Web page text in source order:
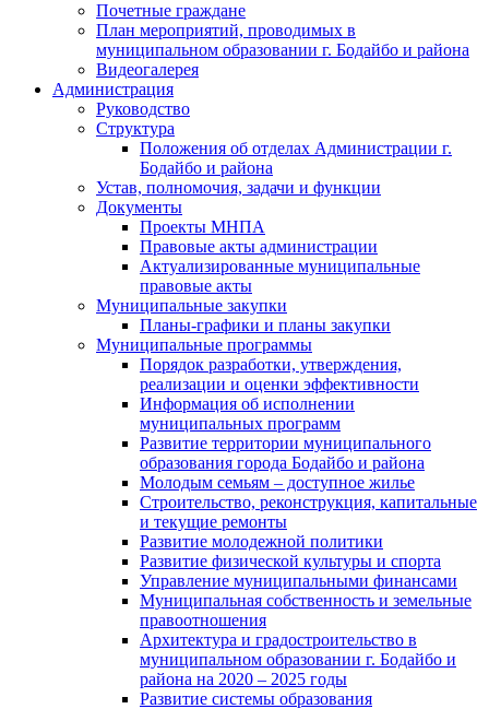
Почетные граждане
План мероприятий, проводимых в
муниципальном образовании г. Бодайбо и района
Видеогалерея
Администрация
Руководство
Структура
Положения об отделах Администрации г.
Бодайбо и района
Устав, полномочия, задачи и функции
Документы
Проекты МНПА
Правовые акты администрации
Актуализированные муниципальные
правовые акты
Муниципальные закупки
Планы-графики и планы закупки
Муниципальные программы
Порядок разработки, утверждения,
реализации и оценки эффективности
Информация об исполнении
муниципальных программ
Развитие территории муниципального
образования города Бодайбо и района
Молодым семьям – доступное жилье
Строительство, реконструкция, капитальные
и текущие ремонты
Развитие молодежной политики
Развитие физической культуры и спорта
Управление муниципальными финансами
Муниципальная собственность и земельные
правоотношения
Архитектура и градостроительство в
муниципальном образовании г. Бодайбо и
района на 2020 – 2025 годы
Развитие системы образования